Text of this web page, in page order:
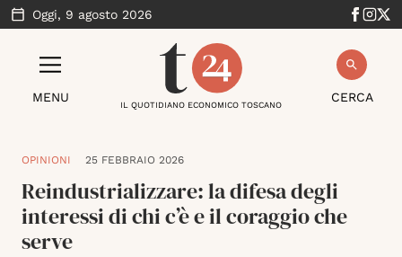
Oggi, 9 agosto 2026
MENU CERCA
IL QUOTIDIANO ECONOMICO TOSCANO
OPINIONI 25 FEBBRAIO 2026
Reindustrializzare: la difesa degli
interessi di chi c’è e il coraggio che
serve